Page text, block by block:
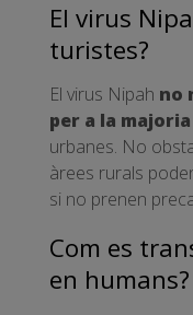
El virus
turistes?
El virus Nipah no
per a la majoria
urbanes. No
àrees rurals
si no prenen
Com es
en humans?